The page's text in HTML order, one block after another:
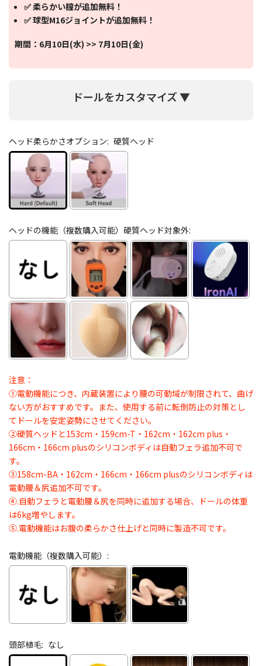
✅ 柔らかい膣が追加無料！
✅ 球型M16ジョイントが追加無料！
期間：6月10日(水) >> 7月10日(金)
ドールをカスタマイズ ▼
ヘッド柔らかさオプション: 硬質ヘッド
ヘッドの機能（複数購入可能）硬質ヘッド対象外:
注意：
①電動機能につき、内蔵装置により腰の可動域が制限されて、曲げ
ない方がおすすめです。また、使用する前に転倒防止の対策とし
てドールを安定姿勢にさせてください。
②硬質ヘッドと153cm・159cm-T・162cm・162cm plus・
166cm・166cm plusのシリコンボディは自動フェラ追加不可で
す。
③158cm-BA・162cm・166cm・166cm plusのシリコンボディは
電動腰＆尻追加不可です。
④.自動フェラと電動腰＆尻を同時に追加する場合、ドールの体重
は6kg増やします。
⑤.電動機能はお腹の柔らかさ仕上げと同時に製造不可です。
電動機能（複数購入可能）:
頭部植毛: なし